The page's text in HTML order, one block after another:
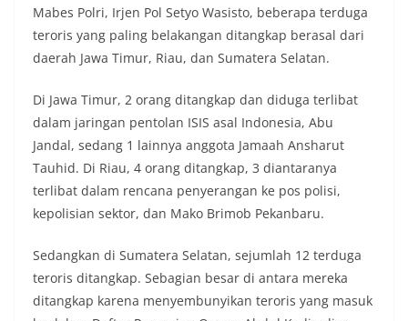
Mabes Polri, Irjen Pol Setyo Wasisto, beberapa terduga
teroris yang paling belakangan ditangkap berasal dari
daerah Jawa Timur, Riau, dan Sumatera Selatan.
Di Jawa Timur, 2 orang ditangkap dan diduga terlibat
dalam jaringan pentolan ISIS asal Indonesia, Abu
Jandal, sedang 1 lainnya anggota Jamaah Ansharut
Tauhid. Di Riau, 4 orang ditangkap, 3 diantaranya
terlibat dalam rencana penyerangan ke pos polisi,
kepolisian sektor, dan Mako Brimob Pekanbaru.
Sedangkan di Sumatera Selatan, sejumlah 12 terduga
teroris ditangkap. Sebagian besar di antara mereka
ditangkap karena menyembunyikan teroris yang masuk